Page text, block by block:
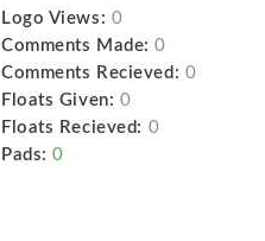
Logo Views: 0
Comments Made: 0
Comments Recieved: 0
Floats Given: 0
Floats Recieved: 0
Pads: 0